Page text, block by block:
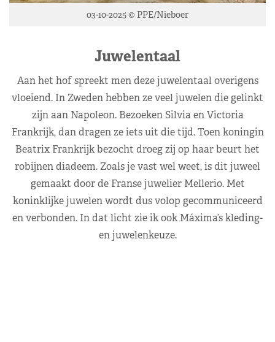
03-10-2025 © PPE/Nieboer
Juwelentaal
Aan het hof spreekt men deze juwelentaal overigens
vloeiend. In Zweden hebben ze veel juwelen die gelinkt
zijn aan Napoleon. Bezoeken Silvia en Victoria
Frankrijk, dan dragen ze iets uit die tijd. Toen koningin
Beatrix Frankrijk bezocht droeg zij op haar beurt het
robijnen diadeem. Zoals je vast wel weet, is dit juweel
gemaakt door de Franse juwelier Mellerio. Met
koninklijke juwelen wordt dus volop gecommuniceerd
en verbonden. In dat licht zie ik ook Máxima’s kleding-
en juwelenkeuze.